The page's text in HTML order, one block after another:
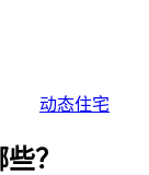
动态住宅
？